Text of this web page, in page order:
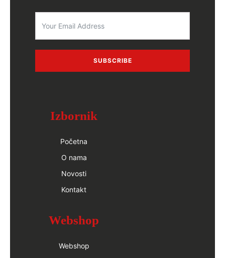
SUBSCRIBE
Izbornik
Početna
O nama
Novosti
Kontakt
Webshop
Webshop